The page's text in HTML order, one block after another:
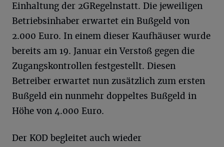
Einhaltung der 2GRegelnstatt. Die jeweiligen
Betriebsinhaber erwartet ein Bußgeld von
2.000 Euro. In einem dieser Kaufhäuser wurde
bereits am 19. Januar ein Verstoß gegen die
Zugangskontrollen festgestellt. Diesen
Betreiber erwartet nun zusätzlich zum ersten
Bußgeld ein nunmehr doppeltes Bußgeld in
Höhe von 4.000 Euro.
Der KOD begleitet auch wieder